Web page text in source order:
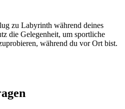
zu Labyrinth während deines
die Gelegenheit, um sportliche
während du vor Ort bist.